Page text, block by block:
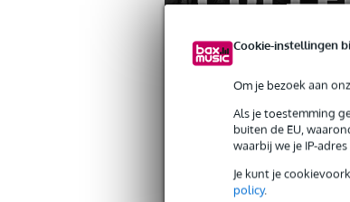
Cookie-instellingen
Om je bezoek aan
Als je toestemming
buiten de EU,
waarbij we je IP-
Je kunt je
policy.
Productinformatie Reviews
GHS 3135 Shortscale Bass
9000-0022-7010